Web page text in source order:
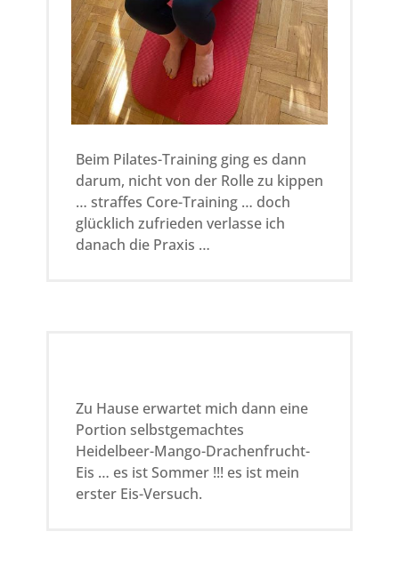
Beim Pilates-Training ging es dann
darum, nicht von der Rolle zu kippen
… straffes Core-Training … doch
glücklich zufrieden verlasse ich
danach die Praxis …
Zu Hause erwartet mich dann eine
Portion selbstgemachtes
Heidelbeer-Mango-Drachenfrucht-
Eis … es ist Sommer !!! es ist mein
erster Eis-Versuch.